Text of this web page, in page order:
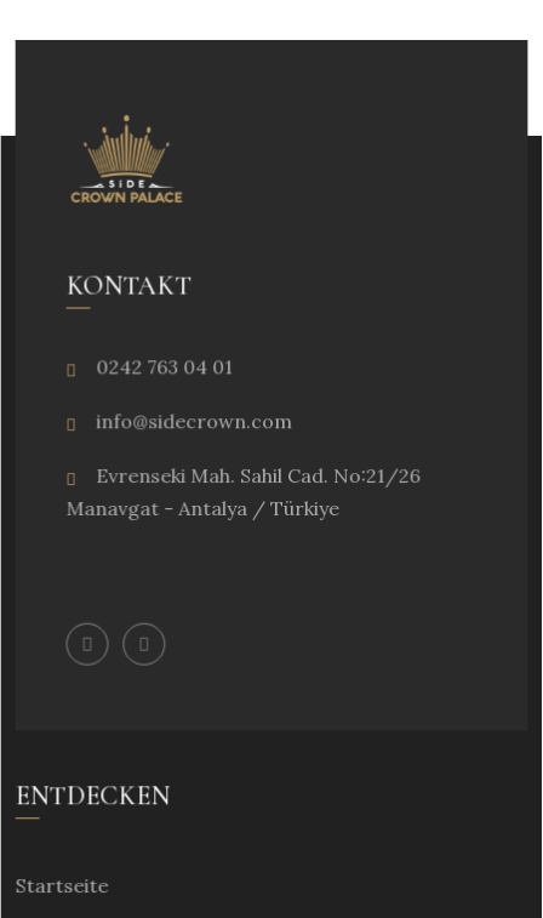
KONTAKT
0242 763 04 01
info@sidecrown.com
Evrenseki Mah. Sahil Cad. No:21/26
Manavgat - Antalya / Türkiye
ENTDECKEN
Startseite